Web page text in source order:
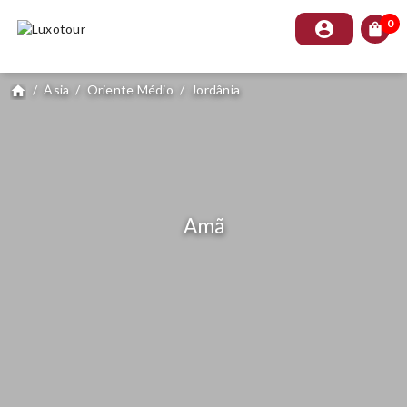
account_circle shopping_bag 0
home / Ásia / Oriente Médio / Jordânia
Amã